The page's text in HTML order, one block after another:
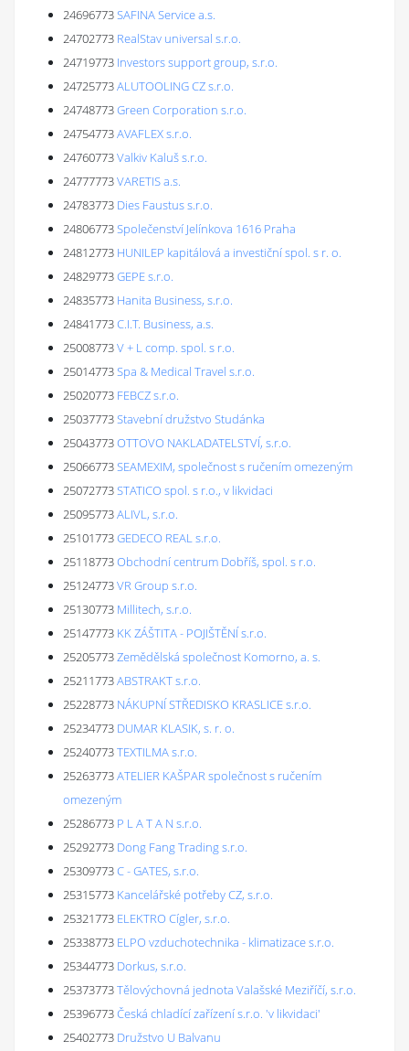
24696773SAFINA Service a.s.
24702773 RealStav universal s.r.o.
24719773 Investors support group, s.r.o.
24725773ALUTOOLING CZ s.r.o.
24748773Green Corporation s.r.o.
24754773AVAFLEX s.r.o.
24760773Valkiv Kaluš s.r.o.
24777773VARETIS a.s.
24783773 Dies Faustus s.r.o.
24806773Společenství Jelínkova 1616 Praha
24812773 HUNILEP kapitálová a investiční spol. s r. o.
24829773GEPE s.r.o.
24835773 Hanita Business, s.r.o.
24841773C.I.T. Business, a.s.
25008773V + L comp. spol. s r.o.
25014773Spa & Medical Travel s.r.o.
25020773 FEBCZ s.r.o.
25037773Stavební družstvo Studánka
25043773OTTOVO NAKLADATELSTVÍ, s.r.o.
25066773SEAMEXIM, společnost s ručením omezeným
25072773STATICO spol. s r.o., v likvidaci
25095773ALIVL, s.r.o.
25101773GEDECO REAL s.r.o.
25118773Obchodní centrum Dobříš, spol. s r.o.
25124773VR Group s.r.o.
25130773 Millitech, s.r.o.
25147773 KK ZÁŠTITA - POJIŠTĚNÍ s.r.o.
25205773Zemědělská společnost Komorno, a. s.
25211773ABSTRAKT s.r.o.
25228773 NÁKUPNÍ STŘEDISKO KRASLICE s.r.o.
25234773 DUMAR KLASIK, s. r. o.
25240773TEXTILMA s.r.o.
25263773ATELIER KAŠPAR společnost s ručením
omezeným
25286773 P L A T A N s.r.o.
25292773 Dong Fang Trading s.r.o.
25309773C - GATES, s.r.o.
25315773 Kancelářské potřeby CZ, s.r.o.
25321773 ELEKTRO Cígler, s.r.o.
25338773 ELPO vzduchotechnika - klimatizace s.r.o.
25344773 Dorkus, s.r.o.
25373773Tělovýchovná jednota Valašské Meziříčí, s.r.o.
25396773Česká chladící zařízení s.r.o. 'v likvidaci'
25402773 Družstvo U Balvanu